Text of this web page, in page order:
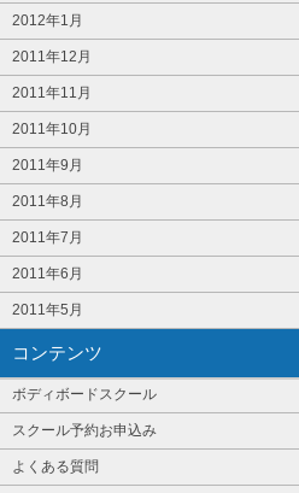
2012年1月
2011年12月
2011年11月
2011年10月
2011年9月
2011年8月
2011年7月
2011年6月
2011年5月
コンテンツ
ボディボードスクール
スクール予約お申込み
よくある質問